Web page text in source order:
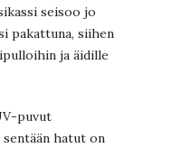
seisoo jo
pakattuna, siihen
ja äidille
puvut
hatut on